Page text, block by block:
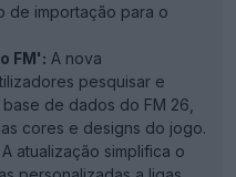
de importação para o
FM': A nova
pesquisar e
de dados do FM 26,
cores e designs do jogo.
A atualização simplifica o